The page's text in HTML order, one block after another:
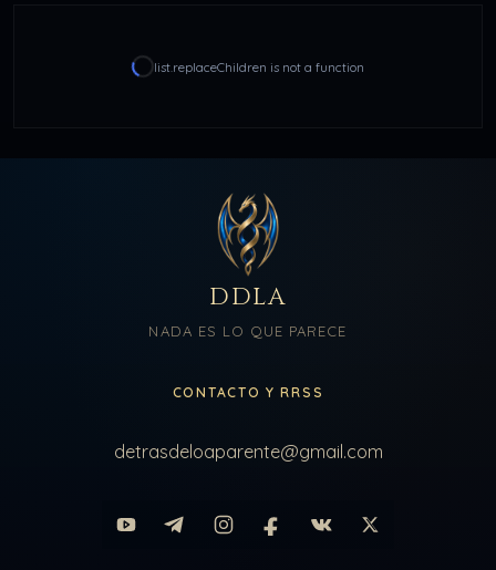
list.replaceChildren is not a function
DDLA
NADA ES LO QUE PARECE
CONTACTO Y RRSS
detrasdeloaparente@gmail.com